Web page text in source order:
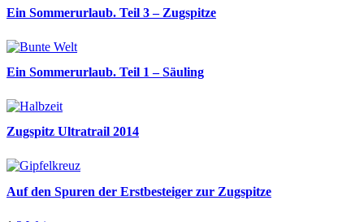
Ein Sommerurlaub. Teil 3 – Zugspitze
Ein Sommerurlaub. Teil 1 – Säuling
Zugspitz Ultratrail 2014
Auf den Spuren der Erstbesteiger zur Zugspitze